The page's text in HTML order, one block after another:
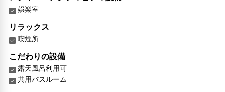
娯楽室
リラックス
喫煙所
こだわりの設備
露天風呂利用可
共用バスルーム